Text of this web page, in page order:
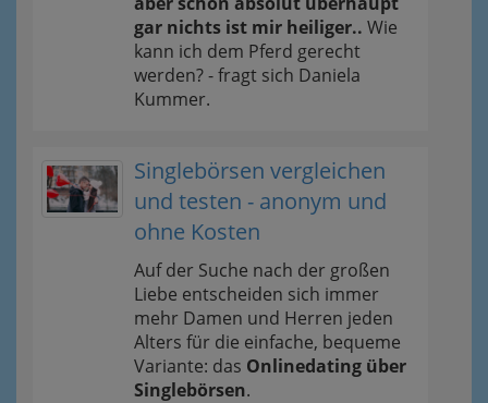
gar nichts ist mir heiliger.. Wie
kann ich dem Pferd gerecht
werden? - fragt sich Daniela
Kummer.
Singlebörsen vergleichen
und testen - anonym und
ohne Kosten
Auf der Suche nach der großen
Liebe entscheiden sich immer
mehr Damen und Herren jeden
Alters für die einfache, bequeme
Variante: das Onlinedating über
Singlebörsen.